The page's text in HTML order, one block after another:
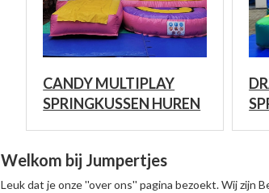
CANDY MULTIPLAY
SPRINGKUSSEN HUREN
Welkom bij Jumpertjes
Leuk dat je onze ''over ons'' pagina bezoekt. Wij zijn